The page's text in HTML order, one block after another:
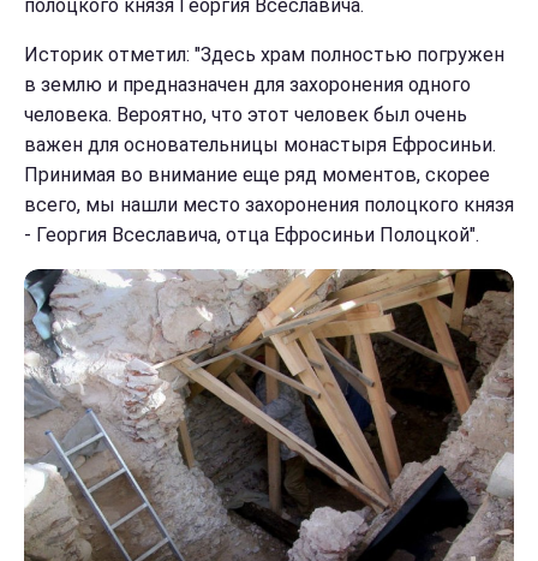
полоцкого князя Георгия Всеславича.
Историк отметил: "Здесь храм полностью погружен
в землю и предназначен для захоронения одного
человека. Вероятно, что этот человек был очень
важен для основательницы монастыря Ефросиньи.
Принимая во внимание еще ряд моментов, скорее
всего, мы нашли место захоронения полоцкого князя
- Георгия Всеславича, отца Ефросиньи Полоцкой".